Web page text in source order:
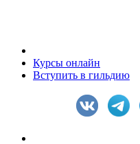
Курсы онлайн
Вступить в гильдию